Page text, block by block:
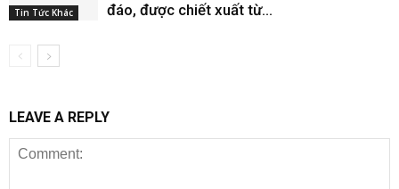
Tin Tức Khác
đáo, được chiết xuất từ...
LEAVE A REPLY